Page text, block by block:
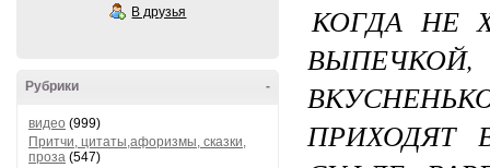
В друзья
-
Рубрики
видео (999)
Притчи, цитаты,афоризмы, сказки,
проза (547)
КОГДА НЕ
ПРИХОДЯТ